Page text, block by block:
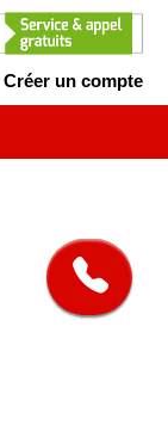
Créer un compte